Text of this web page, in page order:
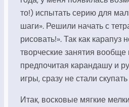
то!) испытать серию для
шаги». Решили начать с
рисовать!». Так как карапуз
творческие занятия вообще
предпочитая карандашу и
игры, сразу не стали
Итак, восковые мягкие